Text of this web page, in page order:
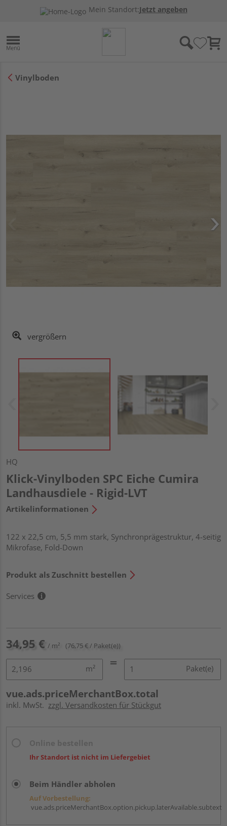
Mein Standort:Jetzt angeben
Vinylboden
vergrößern
HQ
Klick-Vinylboden SPC Eiche Cumira
Landhausdiele - Rigid-LVT
Artikelinformationen
122 x 22,5 cm, 5,5 mm stark, Synchronprägestruktur, 4-seitig
Mikrofase, Fold-Down
Produkt als Zuschnitt bestellen
Services
34,95 € / m² (76,75 € / Paket(e))
m² Paket(e)
vue.ads.priceMerchantBox.total
inkl. MwSt. zzgl. Versandkosten für Stückgut
Ihr Standort ist nicht im Liefergebiet
Beim Händler abholen
Auf Vorbestellung:
vue.ads.priceMerchantBox.option.pickup.laterAvailable.subtext